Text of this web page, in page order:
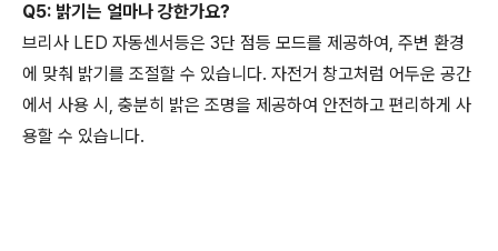
Q5: 밝기는 얼마나 강한가요?
브리사 LED 자동센서등은 3단 점등 모드를 제공하여, 주변 환경
에 맞춰 밝기를 조절할 수 있습니다. 자전거 창고처럼 어두운 공간
에서 사용 시, 충분히 밝은 조명을 제공하여 안전하고 편리하게 사
용할 수 있습니다.